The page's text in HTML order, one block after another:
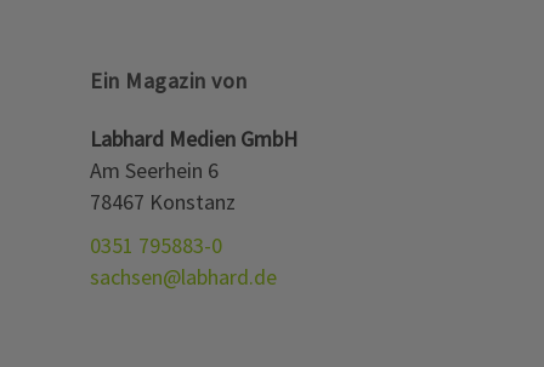
Ein Magazin von
Labhard Medien GmbH
Am Seerhein 6
78467 Konstanz
0351 795883-0
sachsen@labhard.de